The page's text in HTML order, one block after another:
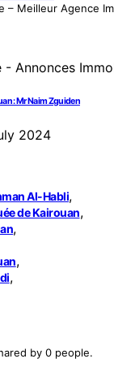
– Meilleur Agence
: Mr Naim Zguiden
2024
Al-Habli,
de Kairouan,
,
,
,
by 0 people.